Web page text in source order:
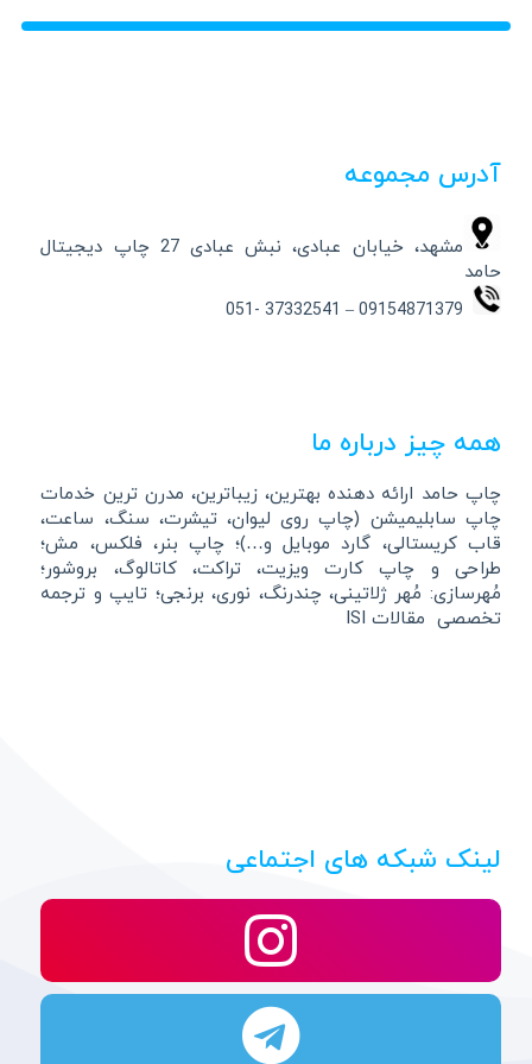
آدرس مجموعه
مشهد، خیابان عبادی، نبش عبادی 27 چاپ دیجیتال
حامد
همه چیز درباره ما
چاپ حامد ارائه دهنده بهترین، زیباترین، مدرن ترین خدمات
چاپ سابلیمیشن (چاپ روی لیوان، تیشرت، سنگ، ساعت،
قاب کریستالی، گارد موبایل و…)؛ چاپ بنر، فلکس، مش؛
طراحی و چاپ کارت ویزیت، تراکت، کاتالوگ، بروشور؛
مُهرسازی: مُهر ژلاتینی، چندرنگ، نوری، برنجی؛ تایپ و ترجمه
تخصصی مقالات ISI
لینک شبکه های اجتماعی